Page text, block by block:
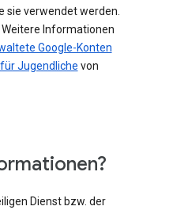
verwendet werden.
Informationen
Google-Konten
Jugendliche von
Dienst bzw. der